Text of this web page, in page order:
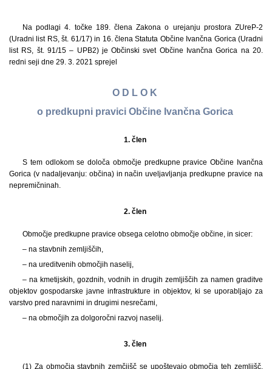
Na podlagi 4. točke 189. člena Zakona o urejanju prostora ZUreP-2
(Uradni list RS, št. 61/17) in 16. člena Statuta Občine Ivančna Gorica (Uradni
list RS, št. 91/15 – UPB2) je Občinski svet Občine Ivančna Gorica na 20.
redni seji dne 29. 3. 2021 sprejel
O D L O K
o predkupni pravici Občine Ivančna Gorica
1. člen
S tem odlokom se določa območje predkupne pravice Občine Ivančna
Gorica (v nadaljevanju: občina) in način uveljavljanja predkupne pravice na
nepremičninah.
2. člen
Območje predkupne pravice obsega celotno območje občine, in sicer:
– na stavbnih zemljiščih,
– na ureditvenih območjih naselij,
– na kmetijskih, gozdnih, vodnih in drugih zemljiščih za namen graditve
objektov gospodarske javne infrastrukture in objektov, ki se uporabljajo za
varstvo pred naravnimi in drugimi nesrečami,
– na območjih za dolgoročni razvoj naselij.
3. člen
(1) Za območja stavbnih zemčjišč se upoštevajo območja teh zemljišč,